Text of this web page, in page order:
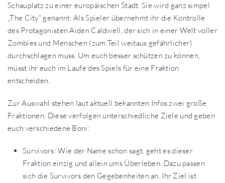
Schauplatz zu einer europäischen Stadt. Sie wird ganz simpel
„The City“ genannt. Als Spieler übernehmt ihr die Kontrolle
des Protagonisten Aiden Caldwell, der sich in einer Welt voller
Zombies und Menschen (zum Teil weitaus gefährlicher)
durchschlagen muss. Um euch besser schützen zu können,
müsst ihr euch im Laufe des Spiels für eine Fraktion
entscheiden.
Zur Auswahl stehen laut aktuell bekannten Infos zwei große
Fraktionen. Diese verfolgen unterschiedliche Ziele und geben
euch verschiedene Boni:
Survivors: Wie der Name schon sagt, geht es dieser
Fraktion einzig und allein ums Überleben. Dazu passen
sich die Survivors den Gegebenheiten an. Ihr Ziel ist